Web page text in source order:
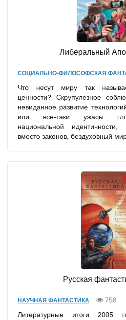
Либеральный
СОЦИАЛЬНО-ФИЛОСОФСКАЯ
Что несут миру так
ценности? Скрупулезное
невиданное развитие
или все-таки ужасы
национальной идентичности,
вместо законов, бездуховный мир
Русская
НАУЧНАЯ ФАНТАСТИКА
758
Литературные итоги 2005